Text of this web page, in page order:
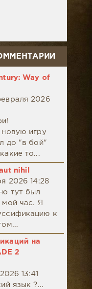
Way of
2026
новую игру
до "в бой"
то...
nihil
2026 14:28
тут был
мой час. Я
к
на
2
13:41
язык ?...